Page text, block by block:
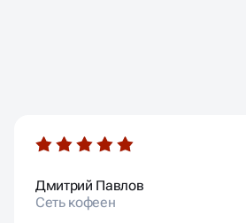
Дмитрий Павлов
Сеть кофеен